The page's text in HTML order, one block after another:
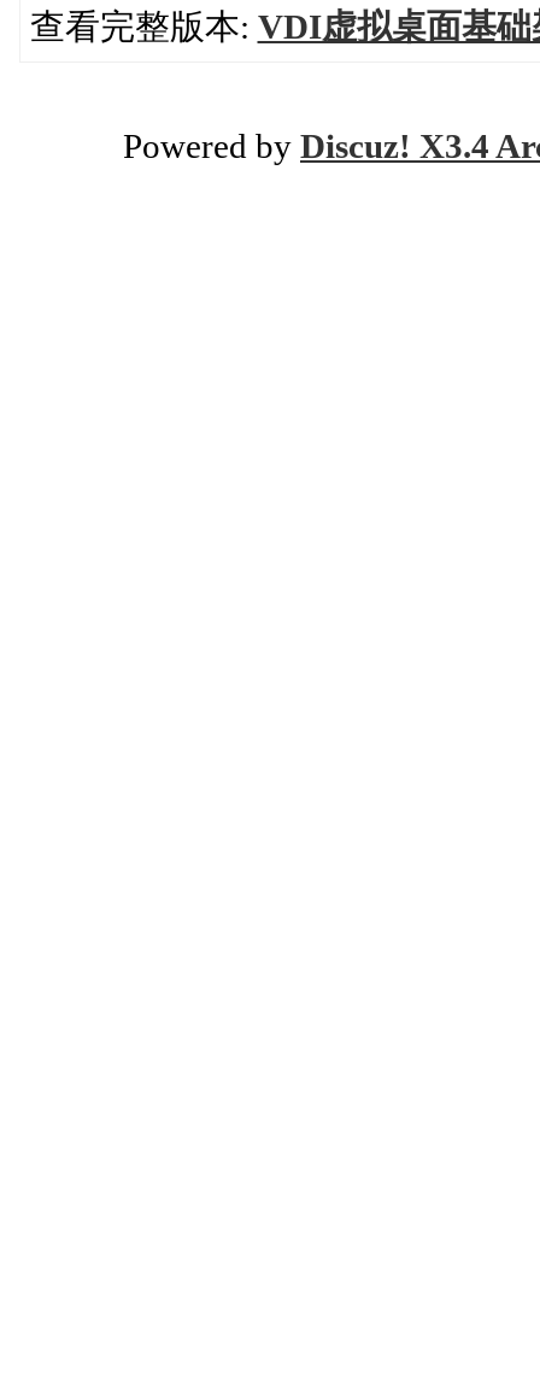
查看完整版本: VDI虚拟桌面基础
Powered by Discuz! X3.4